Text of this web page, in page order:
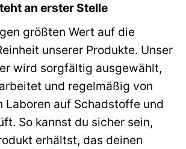
an erster Stelle
größten Wert auf die
unserer Produkte. Unser
wird sorgfältig ausgewählt,
und regelmäßig von
Laboren auf Schadstoffe und
So kannst du sicher sein,
erhältst, das deinen